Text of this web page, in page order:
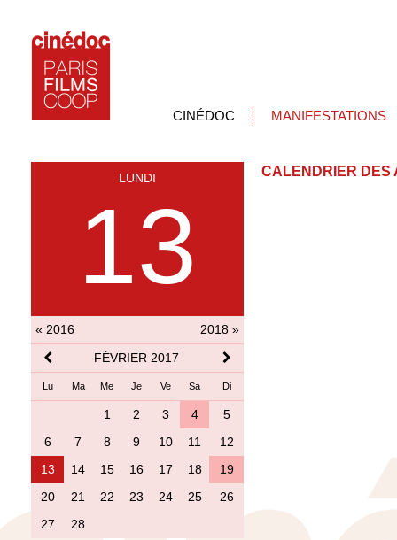
CINÉDOC MANIFESTATIONS
LUNDI
13
« 2016
2018 »
FÉVRIER 2017
Lu Ma Me Je Ve Sa Di
1 2 3 4
5
6
7 8 9 10 11
12
13
14 15 16 17 18
19
20
21 22 23 24 25
26
27
28
CALENDRIER DES